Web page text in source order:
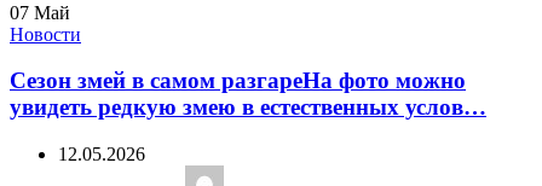
07 Май
Новости
Сезон змей в самом разгареНа фото можно
увидеть редкую змею в естественных услов…
12.05.2026